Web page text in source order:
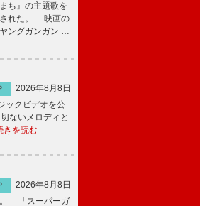
ち』の主題歌を
された。 映画の
ングガンガン …
2026年8月8日
ックビデオを公
ないメロディと
きを読む
2026年8月8日
。 「スーパーガ